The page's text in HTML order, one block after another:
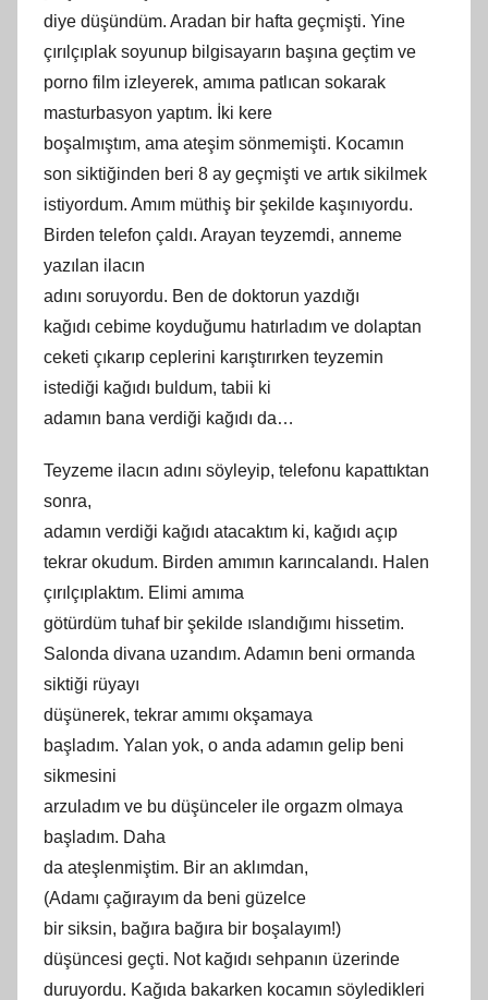
diye düşündüm. Aradan bir hafta geçmişti. Yine
çırılçıplak soyunup bilgisayarın başına geçtim ve
porno film izleyerek, amıma patlıcan sokarak
masturbasyon yaptım. İ
ki kere
boşalmıştım, ama ateşim sönmemişti. Kocamın
son siktiğinden beri 8 ay geçmişti ve artık sikilmek
istiyordum. Amım müthiş bir şekilde kaşınıyordu.
Birden telefon çaldı. Arayan teyzemdi, anneme
yazılan ilacın
adını soruyordu. Ben de doktorun yazdığı
kağıdı cebime koyduğumu hatırladım ve dolaptan
ceketi çıkarıp ceplerini karıştırırken teyzemin
istediği kağıdı buldum, tabii ki
adamın bana verdiği kağıdı da…
Teyzeme ilacın adını söyleyip, telefonu kapattıktan
sonra,
adamın verdiği kağıdı atacaktım ki, kağıdı açıp
tekrar okudum. Birden amımın karıncalandı. Halen
çırılçıplaktım. Elimi amıma
götürdüm tuhaf bir şekilde ıslandığımı hissetim.
Salonda divana uzandım. Adamın beni ormanda
siktiği rüyayı
düşünerek, tekrar amımı okşamaya
başladım. Yalan yok, o anda adamın gelip beni
sikmesini
arzuladım ve bu düşünceler ile orgazm olmaya
başladım. Daha
da ateşlenmiştim. Bir an aklımdan,
(Adamı çağırayım da beni güzelce
bir siksin, bağıra bağıra bir boşalayım!)
düşüncesi geçti. Not kağıdı sehpanın üzerinde
duruyordu. Kağıda bakarken kocamın söyledikleri